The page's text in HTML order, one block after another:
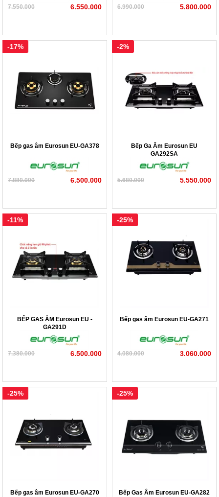
7.550.000 6.550.000 6.990.000 5.800.000
Bếp gas âm Eurosun EU-GA378
7.880.000
-17%
6.500.000
Bếp Ga Âm Eurosun EU
GA292SA
5.680.000
-2%
5.550.000
BẾP GAS ÂM Eurosun EU -
GA291D
7.380.000
-11%
6.500.000
Bếp gas âm Eurosun EU-GA271
4.080.000
-25%
3.060.000
Bếp gas âm Eurosun EU-GA270
-25%
Bếp Gas Âm Eurosun EU-GA282
-25%